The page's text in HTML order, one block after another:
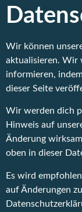
Wir können
aktualisieren. Wir
informieren,
dieser Seite
Wir werden dich
Hinweis auf
Änderung
oben in dieser
Es wird
auf Änderungen